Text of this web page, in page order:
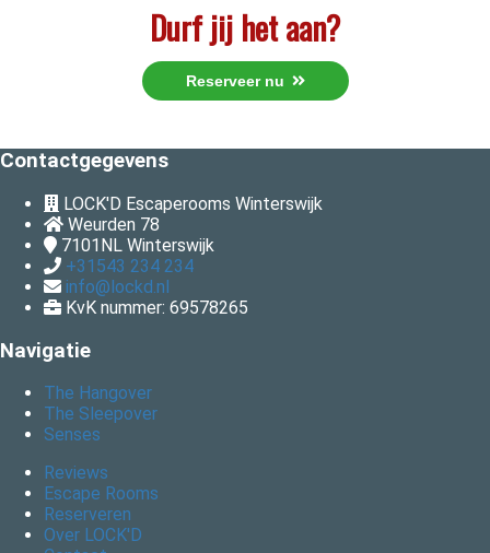
Durf jij het aan?
Reserveer nu
Contactgegevens
LOCK'D Escaperooms Winterswijk
Weurden 78
7101NL Winterswijk
+31543 234 234
info@lockd.nl
KvK nummer: 69578265
Navigatie
The Hangover
The Sleepover
Senses
Reviews
Escape Rooms
Reserveren
Over LOCK'D